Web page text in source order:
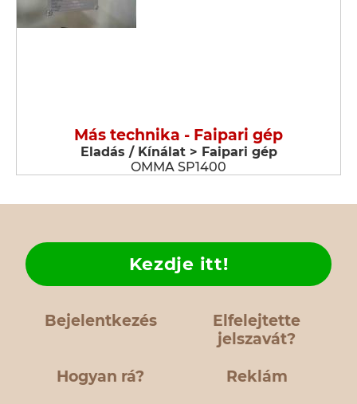
Más technika - Faipari gép
Eladás / Kínálat > Faipari gép
OMMA SP1400
Bejelentkezés
Elfelejtette
jelszavát?
Hogyan rá?
Kezdje itt!
Reklám